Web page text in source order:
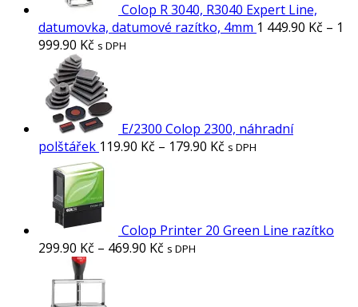
Colop R 3040, R3040 Expert Line,
datumovka, datumové razítko, 4mm 1 449.90 Kč – 1
999.90 Kč s DPH
E/2300 Colop 2300, náhradní
polštářek 119.90 Kč – 179.90 Kč s DPH
Colop Printer 20 Green Line razítko
299.90 Kč – 469.90 Kč s DPH